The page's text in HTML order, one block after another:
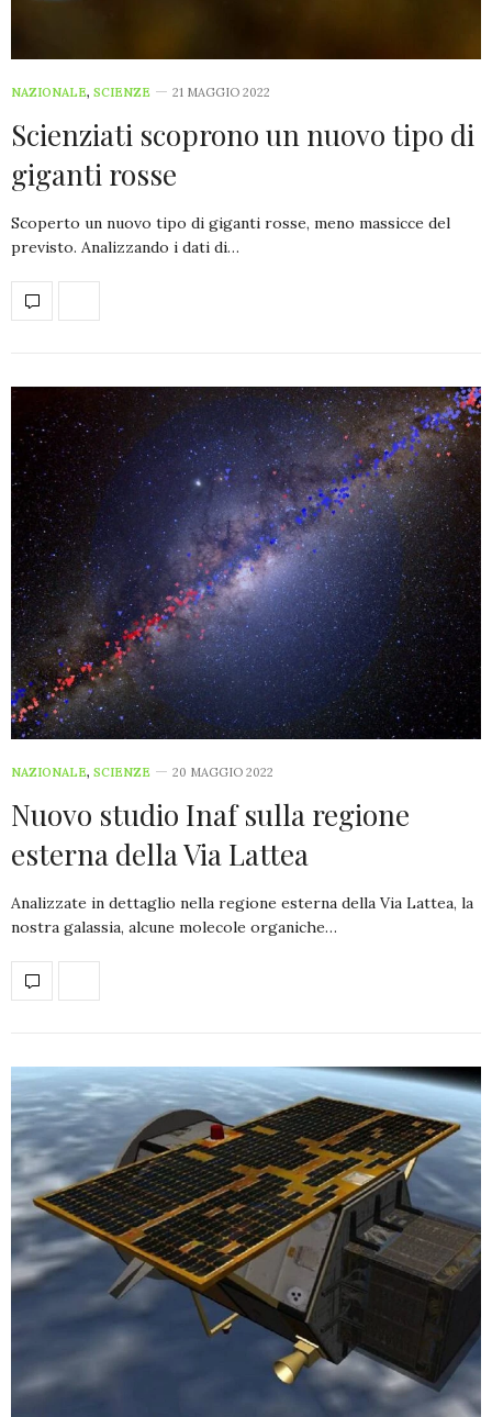
NAZIONALE, SCIENZE 21 MAGGIO 2022
Scienziati scoprono un nuovo tipo di
giganti rosse
Scoperto un nuovo tipo di giganti rosse, meno massicce del
previsto. Analizzando i dati di…
NAZIONALE, SCIENZE 20 MAGGIO 2022
Nuovo studio Inaf sulla regione
esterna della Via Lattea
Analizzate in dettaglio nella regione esterna della Via Lattea, la
nostra galassia, alcune molecole organiche…